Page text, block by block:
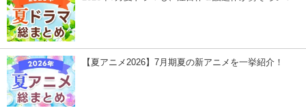
【夏アニメ2026】7月期夏の新アニメを一挙紹介！